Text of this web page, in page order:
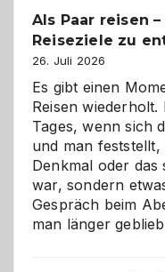
Als Paar reisen
Reiseziele zu
26. Juli 2026
Es gibt einen
Reisen
Tages, wenn sich
und man
Denkmal oder das
war, sondern
Gespräch beim
man länger